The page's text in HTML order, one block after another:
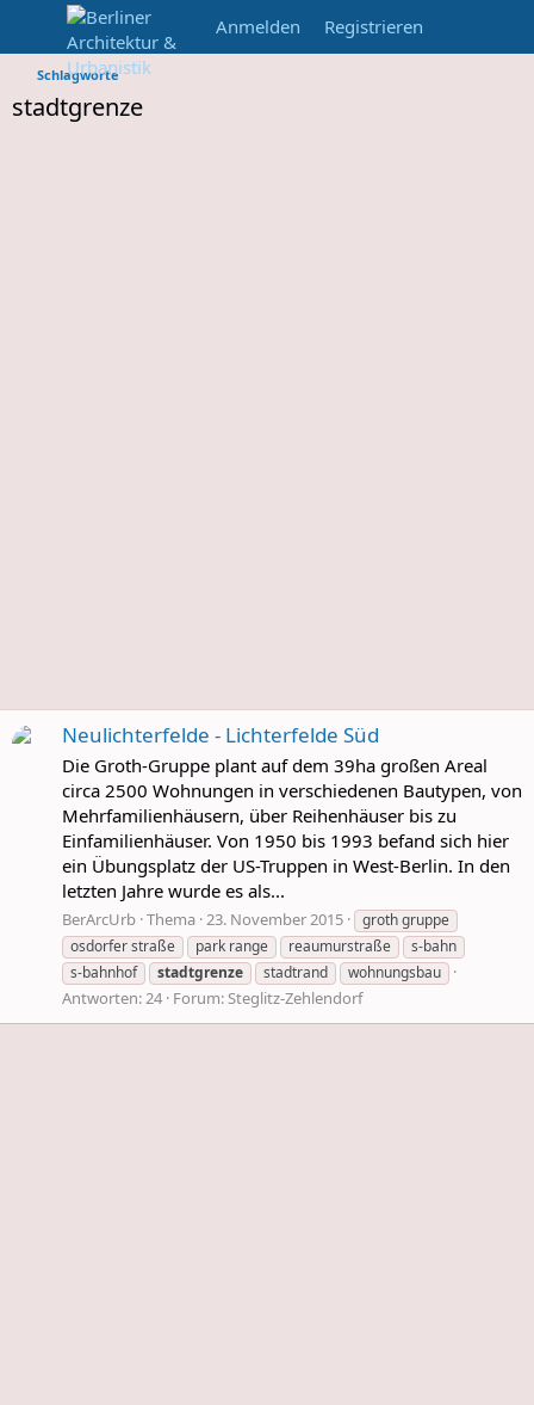
Anmelden Registrieren
Schlagworte
stadtgrenze
Neulichterfelde - Lichterfelde Süd
Die Groth-Gruppe plant auf dem 39ha großen Areal
circa 2500 Wohnungen in verschiedenen Bautypen, von
Mehrfamilienhäusern, über Reihenhäuser bis zu
Einfamilienhäuser. Von 1950 bis 1993 befand sich hier
ein Übungsplatz der US-Truppen in West-Berlin. In den
letzten Jahre wurde es als...
BerArcUrb Thema 23. November 2015
groth gruppe
osdorfer straße
park range reaumurstraße
s-bahn
s-bahnhof
stadtgrenze stadtrand wohnungsbau
Antworten: 24 Forum:Steglitz-Zehlendorf